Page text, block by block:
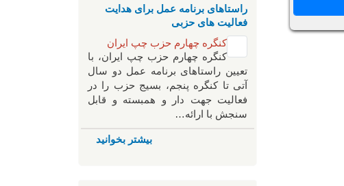
راستاهای برنامه عمل برای هدایت
فعالیت های حزبی
کنگره چهارم حزب چپ ایران
کنگره چهارم حزب چپ ایران، با
تعیین راستاهای برنامه عمل دو سال
آتی تا کنگره پنجم، بسیج حزب را در
فعالیت جهت دار و همبسته و قابل
سنجش با ارائه…
بیشتر بخوانید